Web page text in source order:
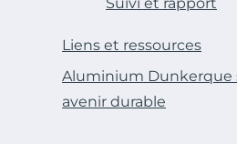
Liens et ressources
Aluminium Dunkerque
avenir durable